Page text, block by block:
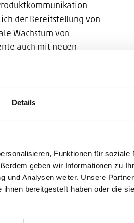
Details
Funktionen für soziale
geben wir Informationen zu
und Analysen weiter. Unsere
bereitgestellt haben oder die
der Bereitstellung von
Wachstum von
auch mit neuen
in eine zentrale
zu
in der ersten
das zentrale
Schritt werden die
PIM-/DAM-
Erstellung der
priint:comet zu
von
und die digitale